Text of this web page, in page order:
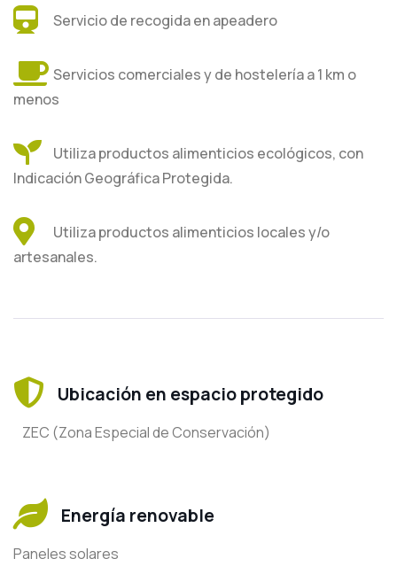
Servicio de recogida en apeadero
Servicios comerciales y de hostelería a 1 km o
menos
Utiliza productos alimenticios ecológicos, con
Indicación Geográfica Protegida.
Utiliza productos alimenticios locales y/o
artesanales.
Ubicación en espacio protegido
ZEC (Zona Especial de Conservación)
Energía renovable
Paneles solares